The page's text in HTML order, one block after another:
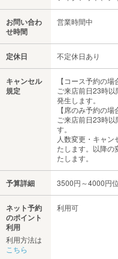
お問い合わ
せ時間
営業時間中
定休日 不定休日あり
キャンセル
規定
【コース予約の場
ご来店前日23時
発生します。
【席のみ予約の場
ご来店前日23時
す。
人数変更・キャ
たします。以降の
たします。
予算詳細 3500円～4000円位
ネット予約
のポイント
利用
利用方法は
こちら
利用可